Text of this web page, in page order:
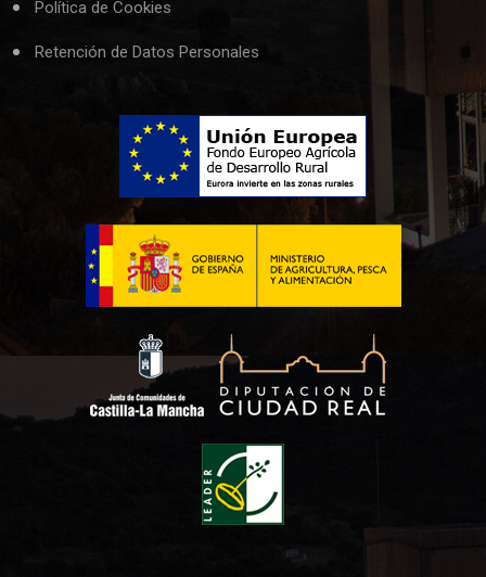
Política de Cookies
Retención de Datos Personales